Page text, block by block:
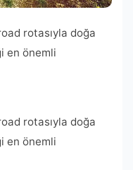
rotasıyla doğa
en önemli
rotasıyla doğa
en önemli